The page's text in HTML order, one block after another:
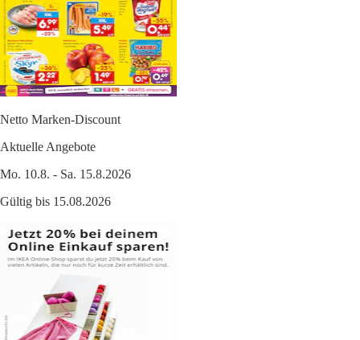
Netto Marken-Discount
Aktuelle Angebote
Mo. 10.8. - Sa. 15.8.2026
Gültig bis 15.08.2026